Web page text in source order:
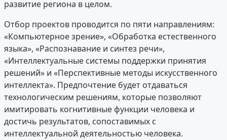
развитие региона в целом.
Отбор проектов проводится по пяти направлениям:
«Компьютерное зрение», «Обработка естественного
языка», «Распознавание и синтез речи»,
«Интеллектуальные системы поддержки принятия
решений» и «Перспективные методы искусственного
интеллекта». Предпочтение будет отдаваться
технологическим решениям, которые позволяют
имитировать когнитивные функции человека и
достичь результатов, сопоставимых с
интеллектуальной деятельностью человека.